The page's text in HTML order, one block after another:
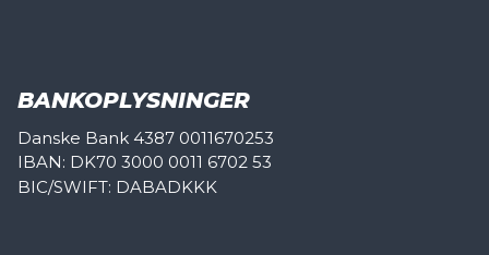
BANKOPLYSNINGER
Danske Bank 4387 0011670253
IBAN: DK70 3000 0011 6702 53
BIC/SWIFT: DABADKKK